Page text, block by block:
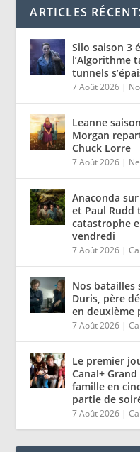
ARTICLES
Silo saison 3
l’Algorithme
tunnels
7 Août 2026 |
Leanne
Morgan
Chuck Lorre
7 Août 2026 |
Anaconda
et Paul Rudd
catastrophe
vendredi
7 Août 2026 |
Nos batailles
Duris, père
en deuxième
7 Août 2026 |
Le premier
Canal+
famille en
partie de
7 Août 2026 |